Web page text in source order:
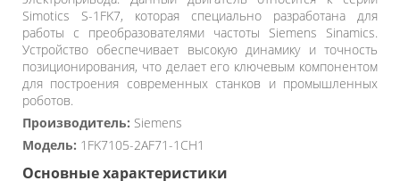
Simotics S-1FK7, которая специально разработана для
работы с преобразователями частоты Siemens Sinamics.
Устройство обеспечивает высокую динамику и точность
позиционирования, что делает его ключевым компонентом
для построения современных станков и промышленных
роботов.
Производитель: Siemens
Модель: 1FK7105-2AF71-1CH1
Основные характеристики